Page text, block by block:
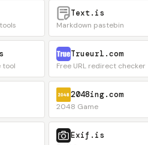
Text.is
Markdown pastebin
tool
Trueurl.com
Free URL redirect checker
2048ing.com
2048 Game
Exif.is